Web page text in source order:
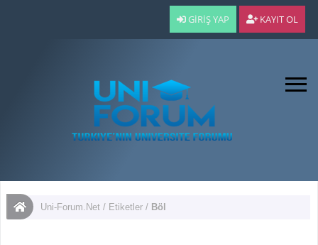
GIRIŞ YAP KAYIT OL
Uni-Forum.Net / Etiketler / Böl